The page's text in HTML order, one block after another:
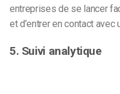
entreprises de se lancer
et d’entrer en contact avec
5. Suivi analytique